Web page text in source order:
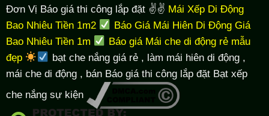
Đơn Vị Báo giá thi công lắp đặt ✌✌ Mái Xếp Di Động
Bao Nhiêu Tiền 1m2
Báo Giá Mái Hiên Di Động Giá
Bao Nhiêu Tiền 1m
Báo giá Mái che di động rẻ mẫu
đẹp
bạt che nắng giá rẻ, làm mái hiên di động,
mái che di động , bán Báo giá thi công lắp đặt Bạt xếp
che nắng sự kiện